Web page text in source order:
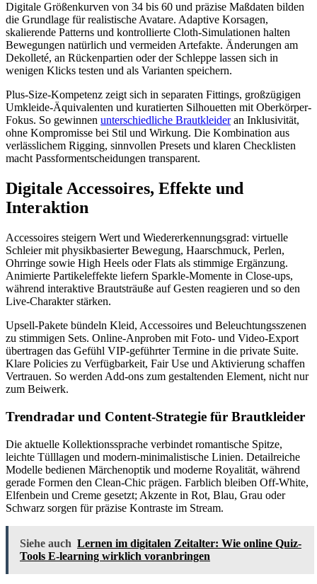
Digitale Größenkurven von 34 bis 60 und präzise Maßdaten bilden
die Grundlage für realistische Avatare. Adaptive Korsagen,
skalierende Patterns und kontrollierte Cloth-Simulationen halten
Bewegungen natürlich und vermeiden Artefakte. Änderungen am
Dekolleté, an Rückenpartien oder der Schleppe lassen sich in
wenigen Klicks testen und als Varianten speichern.
Plus-Size-Kompetenz zeigt sich in separaten Fittings, großzügigen
Umkleide-Äquivalenten und kuratierten Silhouetten mit Oberkörper-
Fokus. So gewinnen unterschiedliche Brautkleideran Inklusivität,
ohne Kompromisse bei Stil und Wirkung. Die Kombination aus
verlässlichem Rigging, sinnvollen Presets und klaren Checklisten
macht Passformentscheidungen transparent.
Digitale Accessoires, Effekte und
Interaktion
Accessoires steigern Wert und Wiedererkennungsgrad: virtuelle
Schleier mit physikbasierter Bewegung, Haarschmuck, Perlen,
Ohrringe sowie High Heels oder Flats als stimmige Ergänzung.
Animierte Partikeleffekte liefern Sparkle-Momente in Close-ups,
während interaktive Brautsträuße auf Gesten reagieren und so den
Live-Charakter stärken.
Upsell-Pakete bündeln Kleid, Accessoires und Beleuchtungsszenen
zu stimmigen Sets. Online-Anproben mit Foto- und Video-Export
übertragen das Gefühl VIP-geführter Termine in die private Suite.
Klare Policies zu Verfügbarkeit, Fair Use und Aktivierung schaffen
Vertrauen. So werden Add-ons zum gestaltenden Element, nicht nur
zum Beiwerk.
Trendradar und Content-Strategie für Brautkleider
Die aktuelle Kollektionssprache verbindet romantische Spitze,
leichte Tülllagen und modern-minimalistische Linien. Detailreiche
Modelle bedienen Märchenoptik und moderne Royalität, während
gerade Formen den Clean-Chic prägen. Farblich bleiben Off-White,
Elfenbein und Creme gesetzt; Akzente in Rot, Blau, Grau oder
Schwarz sorgen für präzise Kontraste im Stream.
Siehe auch Lernen im digitalen Zeitalter: Wie online Quiz-
Tools E-learning wirklich voranbringen